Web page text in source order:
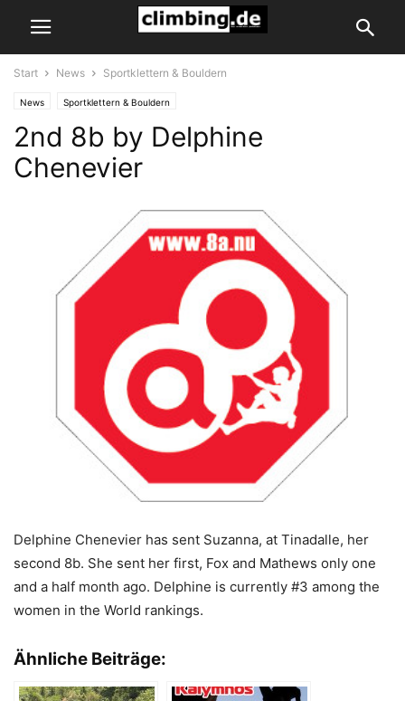
Start News Sportklettern & Bouldern
News Sportklettern & Bouldern
2nd 8b by Delphine
Chenevier
Delphine Chenevier has sent Suzanna, at Tinadalle, her
second 8b. She sent her first, Fox and Mathews only one
and a half month ago. Delphine is currently #3 among the
women in the World rankings.
Ähnliche Beiträge: